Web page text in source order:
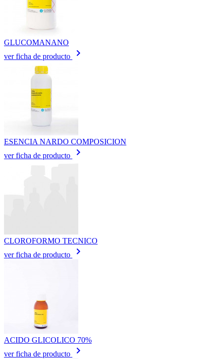
GLUCOMANANO
ver ficha de producto
keyboard_arrow_right
ESENCIA NARDO COMPOSICION
ver ficha de producto
keyboard_arrow_right
CLOROFORMO TECNICO
ver ficha de producto
keyboard_arrow_right
ACIDO GLICOLICO 70%
ver ficha de producto
keyboard_arrow_right